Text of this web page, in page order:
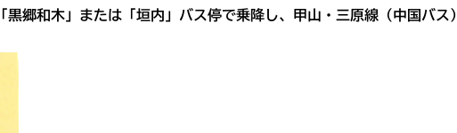
「黒郷和木」または「垣内」バス停で乗降し、甲山・三原線（中国バス